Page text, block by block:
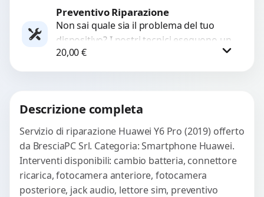
Procedi
Preventivo Riparazione
Non sai quale sia il problema del tuo
dispositivo? I nostri tecnici eseguono un
check-up completo con strumenti
avanzati per...
20,00€
Descrizione completa
Servizio di riparazione Huawei Y6 Pro (2019) offerto
da BresciaPC Srl. Categoria: Smartphone Huawei.
Interventi disponibili: cambio batteria, connettore
ricarica, fotocamera anteriore, fotocamera
posteriore, jack audio, lettore sim, preventivo